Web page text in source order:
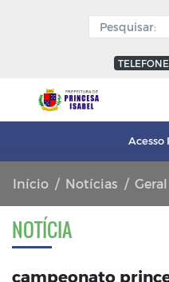
Início Notícias Geral
NOTÍCIA
campeonato